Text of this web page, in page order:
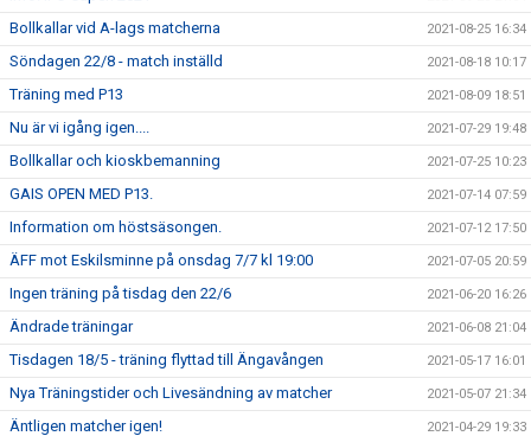
Bollkallar vid A-lags matcherna 2021-08-25 16:34
Söndagen 22/8 - match inställd 2021-08-18 10:17
Träning med P13 2021-08-09 18:51
Nu är vi igång igen.... 2021-07-29 19:48
Bollkallar och kioskbemanning 2021-07-25 10:23
GAIS OPEN MED P13. 2021-07-14 07:59
Information om höstsäsongen. 2021-07-12 17:50
ÄFF mot Eskilsminne på onsdag 7/7 kl 19:00 2021-07-05 20:59
Ingen träning på tisdag den 22/6 2021-06-20 16:26
Ändrade träningar 2021-06-08 21:04
Tisdagen 18/5 - träning flyttad till Ängavången 2021-05-17 16:01
Nya Träningstider och Livesändning av matcher 2021-05-07 21:34
Äntligen matcher igen! 2021-04-29 19:33